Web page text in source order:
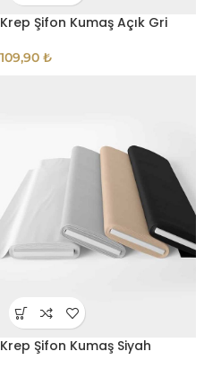
Krep Şifon Kumaş Açık Gri
109,90 ₺
Krep Şifon Kumaş Siyah